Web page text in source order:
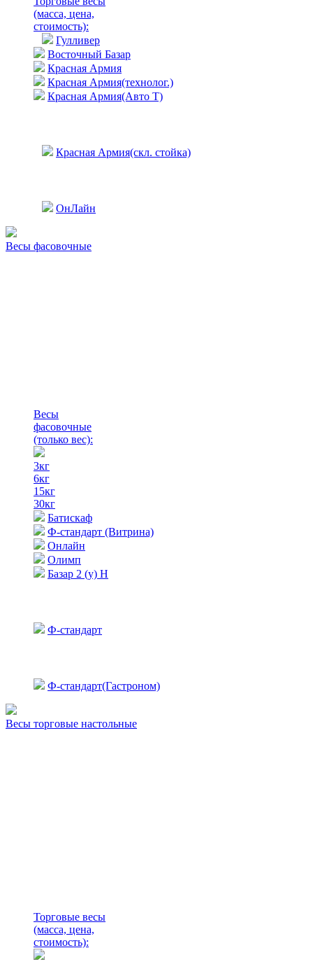
(масса, цена,
стоимость):
Гулливер
Восточный Базар
Красная Армия
Красная Армия(технолог.)
Красная Армия(Авто Т)
Красная Армия(скл. стойка)
ОнЛайн
Весы фасовочные
Весы
фасовочные
(только вес):
3кг
6кг
15кг
30кг
Батискаф
Ф-стандарт (Витрина)
Онлайн
Олимп
Базар 2 (у) Н
Ф-стандарт
Ф-стандарт(Гастроном)
Весы торговые настольные
Торговые весы
(масса, цена,
стоимость):